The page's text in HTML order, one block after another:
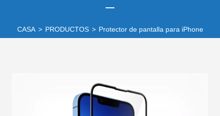
CASA > PRODUCTOS > Protector de pantalla para iPhone